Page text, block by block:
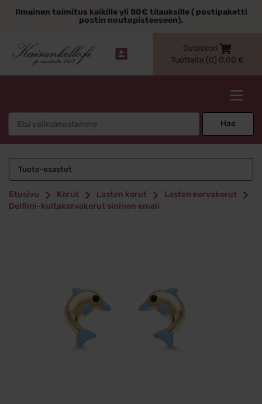
sisältöönIlmainen toimitus kaikille yli 80€ tilauksille ( postipaketti
postin noutopisteeseen).
Ostoskori
Tuotteita (0) 0,00 €
Hae
Tuote-osastot
Etusivu Korut Lasten korut
Lasten korvakorut
Delfiini-kultakorvakorut sininen emali